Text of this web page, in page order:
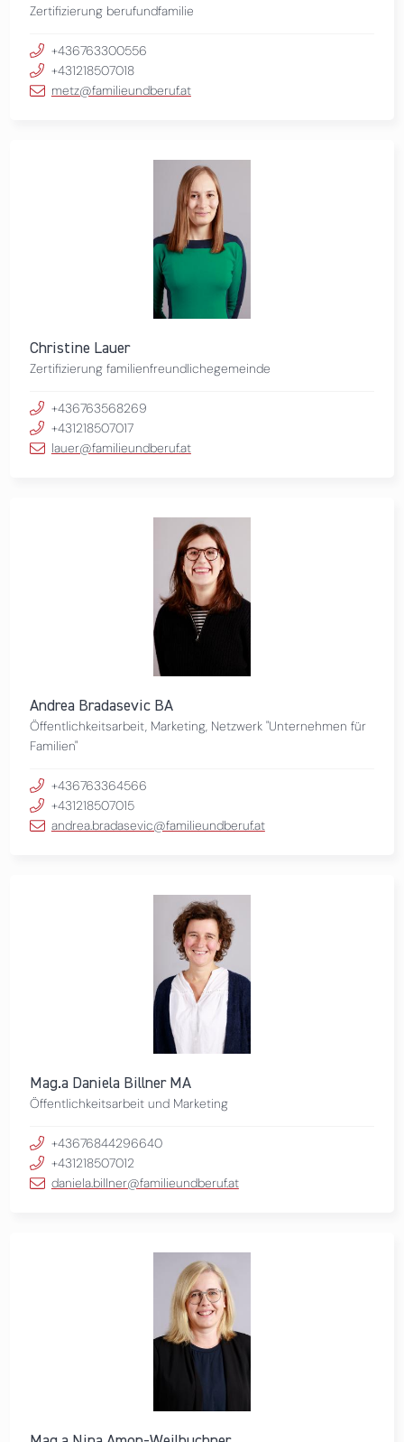
Zertifizierung berufundfamilie
+436763300556
+431218507018
metz@familieundberuf.at
Christine Lauer
Zertifizierung familienfreundlichegemeinde
+436763568269
+431218507017
lauer@familieundberuf.at
Andrea Bradasevic BA
Öffentlichkeitsarbeit, Marketing, Netzwerk "Unternehmen für
Familien"
+436763364566
+431218507015
andrea.bradasevic@familieundberuf.at
Mag.a Daniela Billner MA
Öffentlichkeitsarbeit und Marketing
+43676844296640
+431218507012
daniela.billner@familieundberuf.at